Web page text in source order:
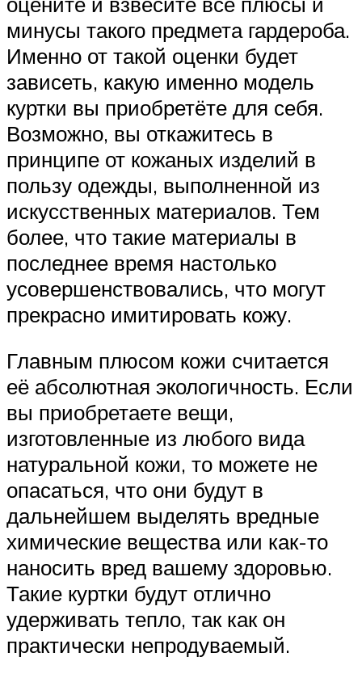
минусы такого предмета гардероба.
Именно от такой оценки будет
зависеть, какую именно модель
куртки вы приобретёте для себя.
Возможно, вы откажитесь в
принципе от кожаных изделий в
пользу одежды, выполненной из
искусственных материалов. Тем
более, что такие материалы в
последнее время настолько
усовершенствовались, что могут
прекрасно имитировать кожу.
Главным плюсом кожи считается
её абсолютная экологичность. Если
вы приобретаете вещи,
изготовленные из любого вида
натуральной кожи, то можете не
опасаться, что они будут в
дальнейшем выделять вредные
химические вещества или как-то
наносить вред вашему здоровью.
Такие куртки будут отлично
удерживать тепло, так как он
практически непродуваемый.